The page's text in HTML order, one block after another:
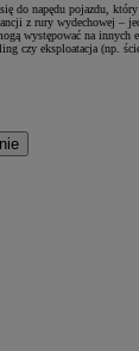
do napędu pojazdu,
z rury wydechowej –
występować na innych
czy eksploatacja (np.